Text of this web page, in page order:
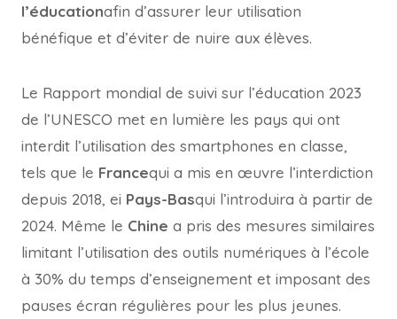
l’éducationafin d’assurer leur utilisation
bénéfique et d’éviter de nuire aux élèves.
Le Rapport mondial de suivi sur l’éducation 2023
de l’UNESCO met en lumière les pays qui ont
interdit l’utilisation des smartphones en classe,
tels que le Francequi a mis en œuvre l’interdiction
depuis 2018, ei Pays-Basqui l’introduira à partir de
2024. Même le Chine a pris des mesures similaires
limitant l’utilisation des outils numériques à l’école
à 30% du temps d’enseignement et imposant des
pauses écran régulières pour les plus jeunes.